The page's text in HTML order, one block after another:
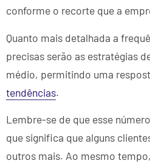
conforme o recorte que a
Quanto mais detalhada a
precisas serão as estratégias
médio, permitindo uma
tendências.
Lembre-se de que esse
que significa que alguns
outros mais. Ao mesmo